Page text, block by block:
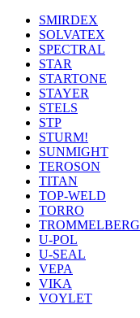
SMIRDEX
SOLVATEX
SPECTRAL
STAR
STARTONE
STAYER
STELS
STP
STURM!
SUNMIGHT
TEROSON
TITAN
TOP-WELD
TORRO
TROMMELBERG
U-POL
U-SEAL
VEPA
VIKA
VOYLET